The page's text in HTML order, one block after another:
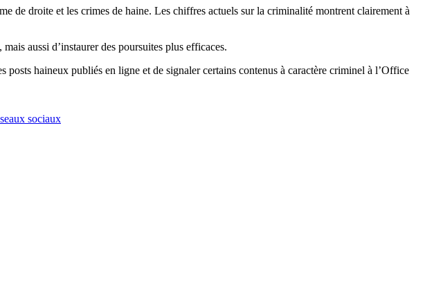
de droite et les crimes de haine. Les chiffres actuels sur la criminalité montrent clairement à
aussi d’instaurer des poursuites plus efficaces.
haineux publiés en ligne et de signaler certains contenus à caractère criminel à l’Office
sociaux